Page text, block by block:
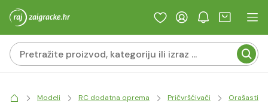
Modeli RC dodatna oprema Pričvršćivači Orašasti